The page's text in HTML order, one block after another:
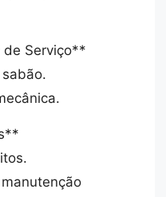
de Serviço**